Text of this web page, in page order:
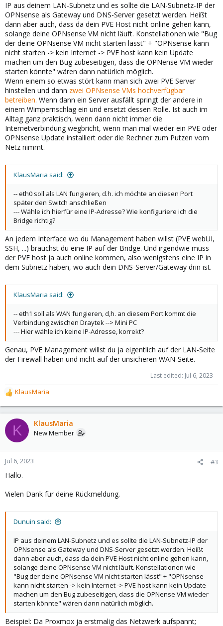
IP aus deinem LAN-Subnetz und es sollte die LAN-Subnetz-IP der
OPNsense als Gateway und DNS-Server gesetzt werden. Heißt
dann aber auch, dass da dein PVE Host nicht online gehen kann,
solange deine OPNsense VM nicht läuft. Konstellationen wie "Bug
der deine OPNsense VM nicht starten lässt" + "OPNsense kann
nicht starten -> kein Internet -> PVE host kann kein Update
machen um den Bug zubeseitigen, dass die OPNense VM wieder
starten könnte" wären dann natürlich möglich.
Wenn einem so etwas stört kann man sich zwei PVE Server
hinstellen und dann zwei OPNsense VMs hochverfügbar
betreiben. Wenn dann ein Server ausfällt springt der andere in
einem Wimpernschlag ein und ersetzt dessen Rolle. Ist auch im
Alltag ganz praktisch, wenn dann nicht immer die
Internetverbindung wegbricht, wenn man mal wieder ein PVE oder
OPNsense Update installiert oder die Rechner zum Putzen vom
Netz nimmt.
KlausMaria said:
-- eth0 soll als LAN fungieren, d.h. ich möchte an diesen Port
später den Switch anschließen
--- Wähle ich hierfür eine IP-Adresse? Wie konfiguriere ich die
Bridge richtig?
An jedem Interface wo du Management haben willst (PVE webUI,
SSH, ...) brauchst du eine IP auf der Bridge. Und irgendwie muss
der PVE host ja auch online kommen, also wenigstens eine IP in
dem Subnetz haben, wo auch dein DNS-Server/Gateway drin ist.
KlausMaria said:
-- eth1 soll als WAN fungieren, d,h. an diesem Port kommt die
Verbindung zwischen Draytek --> Mini PC
--- Hier wähle ich keine IP-Adresse, korrekt?
Genau, PVE Management willst du ja eigentlich auf der LAN-Seite
der Firewall haben und nicht auf der unsicheren WAN-Seite.
Last edited: Jul 6, 2023
R
e
a
c
t
o
n
s
:
KlausMaria
K KlausMaria
New Member
Jul 6, 2023 #3
Hallo.
Vielen Dank für deine Rückmeldung.
Dunuin said:
IP aus deinem LAN-Subnetz und es sollte die LAN-Subnetz-IP der
OPNsense als Gateway und DNS-Server gesetzt werden. Heißt
dann aber auch, dass da dein PVE Host nicht online gehen kann,
solange deine OPNsense VM nicht läuft. Konstellationen wie
"Bug der deine OPNsense VM nicht starten lässt" + "OPNsense
kann nicht starten -> kein Internet -> PVE host kann kein Update
machen um den Bug zubeseitigen, dass die OPNense VM wieder
starten könnte" wären dann natürlich möglich.
Beispiel: Da Proxmox ja erstmalig das Netzwerk aufspannt;